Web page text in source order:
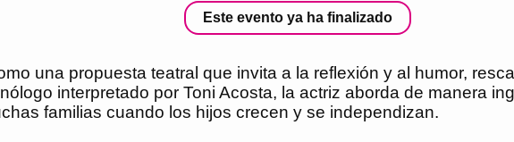
Este evento ya ha finalizado
una propuesta teatral que invita a la reflexión y al humor,
interpretado por Toni Acosta, la actriz aborda de manera
familias cuando los hijos crecen y se independizan.